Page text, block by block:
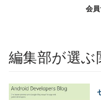
会
編集部が選ぶ